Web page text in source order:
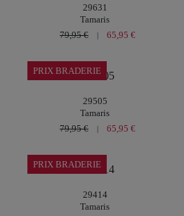
29631
Tamaris
79,95 €
| 65,95 €
PRIX BRADERIE
29505
Tamaris
79,95 €
| 65,95 €
PRIX BRADERIE
29414
Tamaris